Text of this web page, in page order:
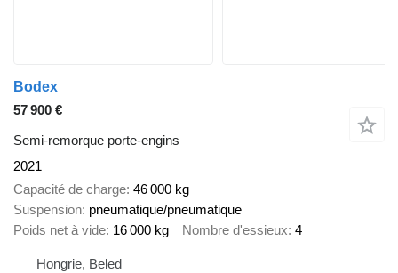
Bodex
57 900 €
Semi-remorque porte-engins
2021
Capacité de charge 46 000 kg
Suspension pneumatique/pneumatique
Poids net à vide 16 000 kg Nombre d'essieux 4
Hongrie, Beled